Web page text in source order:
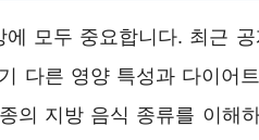
모두 중요합니다. 최근
다른 영양 특성과 다이어
의 지방 음식 종류를 이해